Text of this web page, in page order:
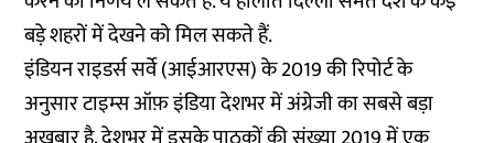
बड़े शहरों में देखने को मिल सकते हैं.
इंडियन राइडर्स सर्वे (आईआरएस) के 2019 की रिपोर्ट के
अनुसार टाइम्स ऑफ़ इंडिया देशभर में अंग्रेजी का सबसे बड़ा